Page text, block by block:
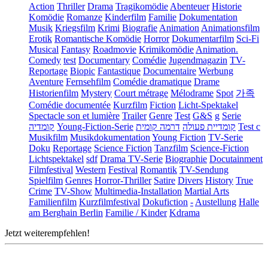
Action Thriller Drama Tragikomödie Abenteuer Historie
Komödie Romanze Kinderfilm Familie Dokumentation
Musik Kriegsfilm Krimi Biografie Animation Animationsfilm
Erotik Romantische Komödie Horror Dokumentarfilm Sci-Fi
Musical Fantasy Roadmovie Krimikomödie Animation.
Comedy test Documentary Comédie Jugendmagazin TV-
Reportage Biopic Fantastique Documentaire Werbung
Aventure Fernsehfilm Comédie dramatique Drame
Historienfilm Mystery Court métrage Mélodrame Spot 가족
Comédie documentée Kurzfilm Fiction Licht-Spektakel
Spectacle son et lumière Trailer Genre Test G&S g Serie
קומדיה Young-Fiction-Serie קומדיית פעולה דרמה קומית
Test c
Musikfilm Musikdokumentation Young Fiction TV-Serie
Doku Reportage Science Fiction Tanzfilm Science-Fiction
Lichtspektakel sdf Drama TV-Serie Biographie Docutainment
Filmfestival Western Festival Romantik TV-Sendung
Spielfilm Genres Horror-Thriller Satire Divers History True
Crime TV-Show Multimedia-Installation Martial Arts
Familienfilm Kurzfilmfestival Dokufiction - Austellung Halle
am Berghain Berlin Familie / Kinder Kdrama
Jetzt weiterempfehlen!